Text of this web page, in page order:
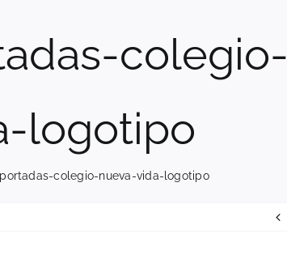
colegio-
logotipo
colegio-nueva-vida-logotipo